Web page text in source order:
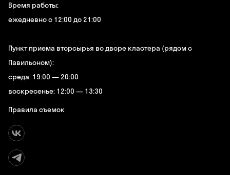
Время работы:
ежедневно с 12:00 до 21:00
Пункт приема вторсырья во дворе кластера (рядом с
Павильоном):
среда: 19:00 — 20:00
воскресенье: 12:00 — 13:30
Правила съемок